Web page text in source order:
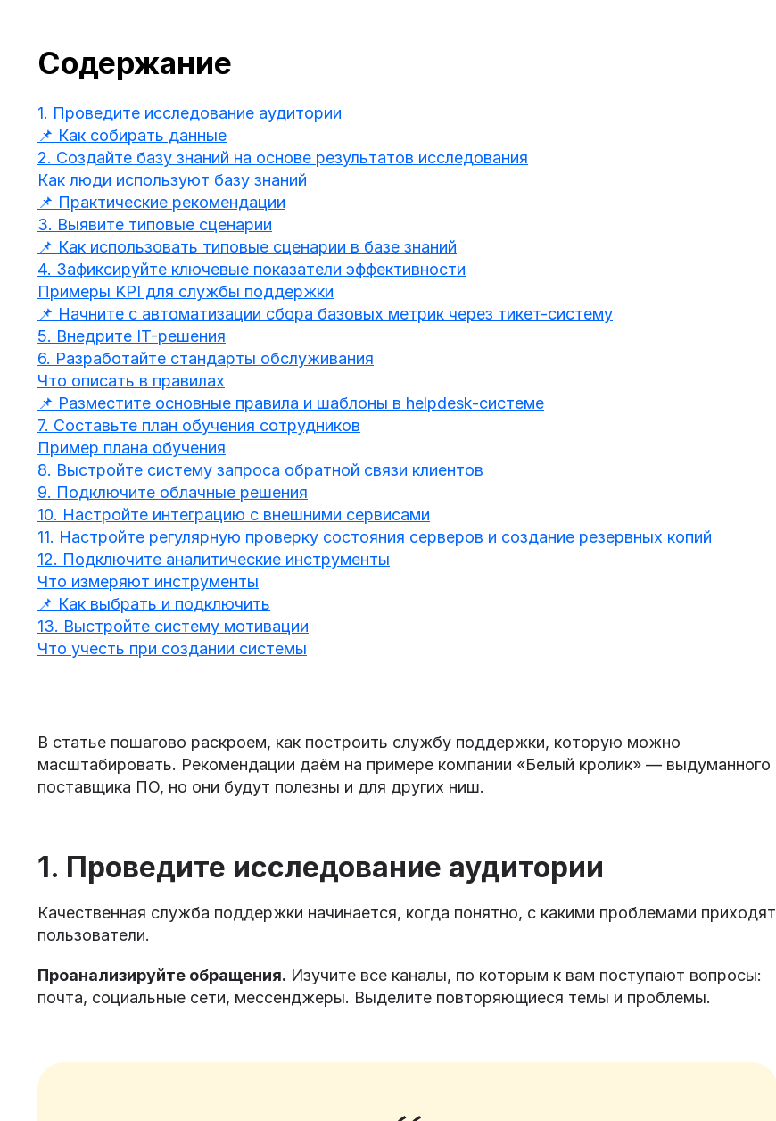
Содержание
1. Проведите исследование аудитории
📌 Как собирать данные
2. Создайте базу знаний на основе результатов исследования
Как люди используют базу знаний
📌 Практические рекомендации
3. Выявите типовые сценарии
📌 Как использовать типовые сценарии в базе знаний
4. Зафиксируйте ключевые показатели эффективности
Примеры KPI для службы поддержки
📌 Начните с автоматизации сбора базовых метрик через тикет-систему
5. Внедрите IT-решения
6. Разработайте стандарты обслуживания
Что описать в правилах
📌 Разместите основные правила и шаблоны в helpdesk-системе
7. Составьте план обучения сотрудников
Пример плана обучения
8. Выстройте систему запроса обратной связи клиентов
9. Подключите облачные решения
10. Настройте интеграцию с внешними сервисами
11. Настройте регулярную проверку состояния серверов и создание резервных копий
12. Подключите аналитические инструменты
Что измеряют инструменты
📌 Как выбрать и подключить
13. Выстройте систему мотивации
Что учесть при создании системы
В статье пошагово раскроем, как построить службу поддержки, которую можно
масштабировать. Рекомендации даём на примере компании «Белый кролик» — выдуманного
поставщика ПО, но они будут полезны и для других ниш.
1. Проведите исследование аудитории
Качественная служба поддержки начинается, когда понятно, с какими проблемами приходят
пользователи.
Проанализируйте обращения. Изучите все каналы, по которым к вам поступают вопросы:
почта, социальные сети, мессенджеры. Выделите повторяющиеся темы и проблемы.